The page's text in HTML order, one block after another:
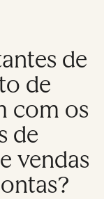
de
de
com os
de
vendas